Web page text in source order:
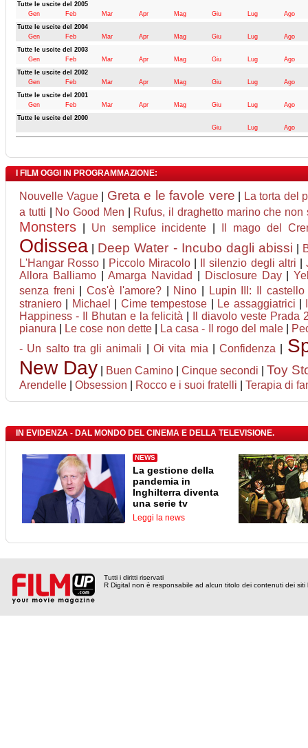
Tutte le uscite del 2005
Gen
Feb Mar Apr Mag Giu Lug
Ago
Tutte le uscite del 2004
Gen
Feb Mar Apr Mag Giu Lug
Ago
Tutte le uscite del 2003
Gen
Feb Mar Apr Mag Giu Lug
Ago
Tutte le uscite del 2002
Gen
Feb Mar Apr Mag Giu Lug
Ago
Tutte le uscite del 2001
Gen
Feb Mar Apr Mag Giu Lug
Ago
Tutte le uscite del 2000
Giu
Lug Ago
I FILM OGGI IN PROGRAMMAZIONE:
Nouvelle Vague| Greta e le favole vere
La torta del
a tutti
No Good Men Rufus, il draghetto marino che non
Monsters Un semplice incidente Il mago del
Odissea Deep Water - Incubo dagli abissi
L'Hangar Rosso
Piccolo Miracolo Il silenzio degli altri
Allora Balliamo| Amarga Navidad Disclosure Day|
senza freni |Cos'è l'amore?| Nino
Lupin III: Il
straniero
Michael Cime tempestose Le assaggiatrici
Happiness - Il Bhutan e la felicità
Il diavolo veste Prada
pianura
Le cose non dette| La casa - Il rogo del male
- Un salto tra gli animali |Oi vita mia |Confidenza
New Day
Buen Camino Cinque secondi Toy
Arendelle Obsession Rocco e i suoi fratelli Terapia di
IN EVIDENZA - DAL MONDO DEL CINEMA E DELLA TELEVISIONE.
NEWS
La gestione della
pandemia in
Inghilterra diventa
una serie tv
Leggi la news
Tutti i diritti riservati
R Digital non è responsabile ad alcun titolo dei contenuti dei siti